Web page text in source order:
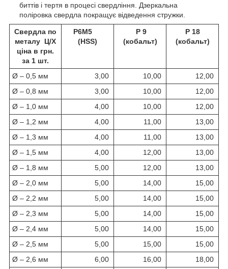
биттів і тертя в процесі свердління. Дзеркальна
поліровка свердла покращує відведення стружки.
Свердла по
металу Ц/Х
ціна в грн.
за 1 шт.
P6M5
(HSS)
Р 9
(кобальт)
Р 18
(кобальт)
Ø – 0,5 мм 3,00 10,00
12,00
Ø – 0,8 мм
3,00 10,00
12,00
Ø – 1,0 мм
4,00 10,00
12,00
Ø – 1,2 мм
4,00 11,00
13,00
Ø – 1,3 мм
4,00 11,00
13,00
Ø – 1,5 мм
4,00 12,00
13,00
Ø – 1,8 мм
5,00 12,00
13,00
Ø – 2,0 мм
5,00 14,00
15,00
Ø – 2,2 мм
5,00 14,00
15,00
Ø – 2,3 мм
5,00 14,00
15,00
Ø – 2,4 мм
5,00 14,00
15,00
Ø – 2,5 мм
5,00 15,00
15,00
Ø – 2,6 мм
6,00 16,00
18,00